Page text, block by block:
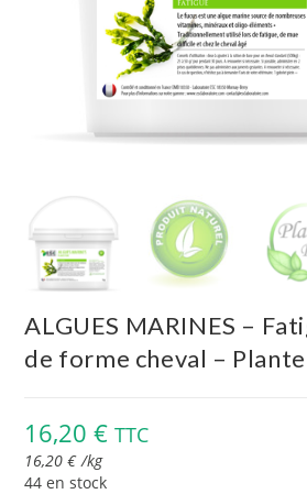
ALGUES MARINES –
de forme cheval –
16,20€ TTC
16,20€ /kg
44 en stock